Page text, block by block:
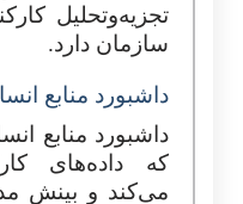
تجزیه‌وتحلیل
سازمان دارد.
داشبورد منابع
داشبورد منابع
که داده‌های
می‌کند و بینش